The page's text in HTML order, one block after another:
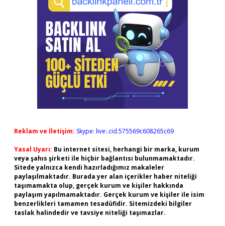
Reklam ve İletişim: Skype: live:.cid.575569c608265c69
Yasal Uyarı: Bu internet sitesi, herhangi bir marka, kurum
veya şahıs şirketi ile hiçbir bağlantısı bulunmamaktadır.
Sitede yalnızca kendi hazırladığımız makaleler
paylaşılmaktadır. Burada yer alan içerikler haber niteliği
taşımamakta olup, gerçek kurum ve kişiler hakkında
paylaşım yapılmamaktadır. Gerçek kurum ve kişiler ile isim
benzerlikleri tamamen tesadüfidir. Sitemizdeki bilgiler
taslak halindedir ve tavsiye niteliği taşımazlar.